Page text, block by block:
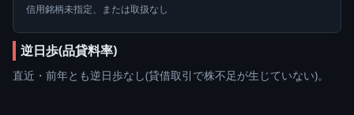
信用銘柄未指定、または取扱なし
逆日歩(品貸料率)
直近・前年とも逆日歩なし(貸借取引で株不足が生じていない)。